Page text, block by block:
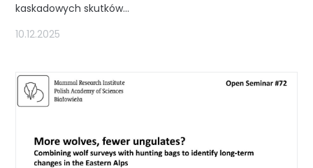
kaskadowych skutków...
10.12.2025